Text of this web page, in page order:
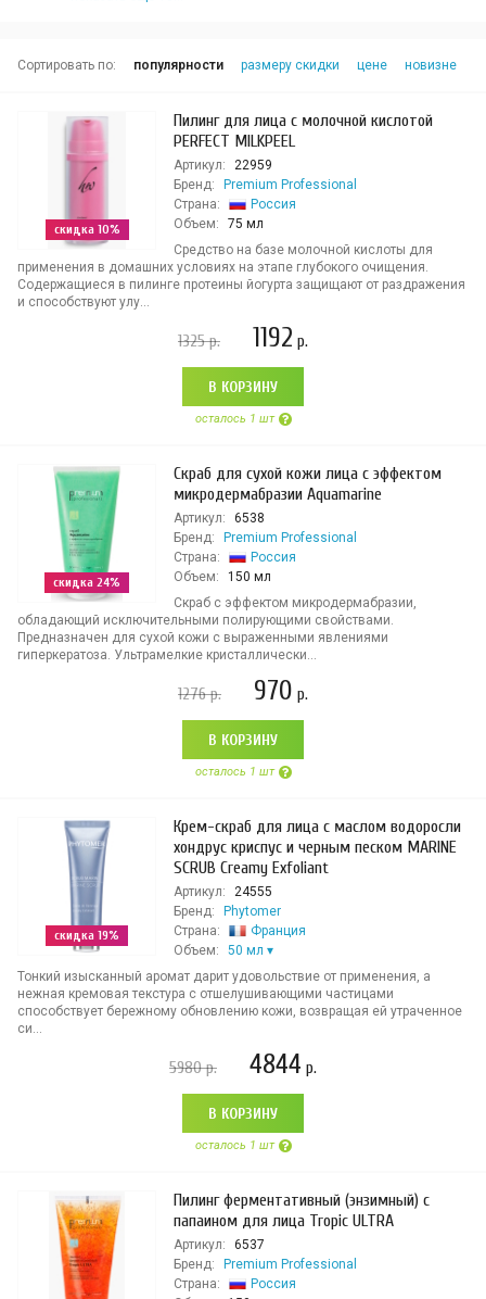
Сортировать по: популярности размеру скидки цене новизне
скидка 10%
Пилинг для лица с молочной кислотой
PERFECT MILKPEEL
Артикул:
22959
Бренд:
Premium Professional
Страна:
Россия
Объем:
75 мл
Средство на базе молочной кислоты для
применения в домашних условиях на этапе глубокого очищения.
Содержащиеся в пилинге протеины йогурта защищают от раздражения
и способствуют улу...
1325р. 1192 р.
В КОРЗИНУ
осталось 1 шт
скидка 24%
Скраб для сухой кожи лица с эффектом
микродермабразии Aquamarine
Артикул:
6538
Бренд:
Premium Professional
Страна:
Россия
Объем:
150 мл
Скраб с эффектом микродермабразии,
обладающий исключительными полирующими свойствами.
Предназначен для сухой кожи с выраженными явлениями
гиперкератоза. Ультрамелкие кристаллически...
1276р. 970 р.
В КОРЗИНУ
осталось 1 шт
скидка 19%
Крем-скраб для лица с маслом водоросли
хондрус криспус и черным песком MARINE
SCRUB Creamy Exfoliant
Артикул:
24555
Бренд:
Phytomer
Страна:
Франция
Объем:
50 мл
Тонкий изысканный аромат дарит удовольствие от применения, а
нежная кремовая текстура с отшелушивающими частицами
способствует бережному обновлению кожи, возвращая ей утраченное
си...
5980р. 4844 р.
В КОРЗИНУ
осталось 1 шт
Пилинг ферментативный (энзимный) с
папаином для лица Tropic ULTRA
Артикул:
6537
Бренд:
Premium Professional
Страна:
Россия